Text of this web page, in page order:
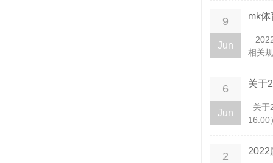
9
Jun
mk
相关
6
Jun
关于
关于
16:00
2 2022